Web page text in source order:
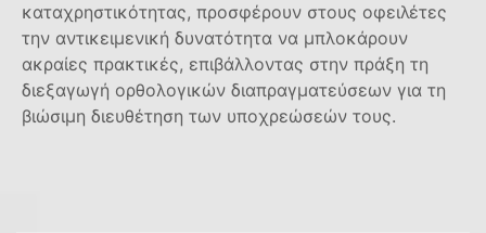
καταχρηστικότητας, προσφέρουν στους οφειλέτες
την αντικειμενική δυνατότητα να μπλοκάρουν
ακραίες πρακτικές, επιβάλλοντας στην πράξη τη
διεξαγωγή ορθολογικών διαπραγματεύσεων για τη
βιώσιμη διευθέτηση των υποχρεώσεών τους.